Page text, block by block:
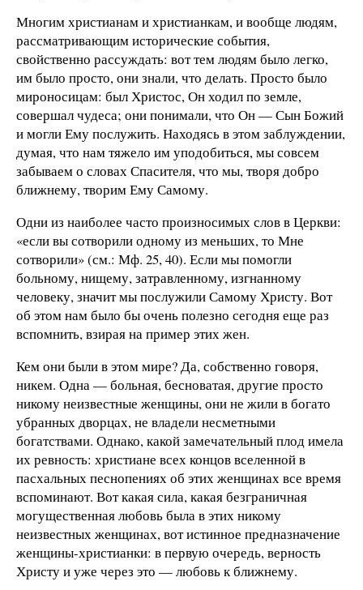
Многим христианам и христианкам, и вообще людям,
рассматривающим исторические события,
свойственно рассуждать: вот тем людям было легко,
им было просто, они знали, что делать. Просто было
мироносицам: был Христос, Он ходил по земле,
совершал чудеса; они понимали, что Он — Сын Божий
и могли Ему послужить. Находясь в этом заблуждении,
думая, что нам тяжело им уподобиться, мы совсем
забываем о словах Спасителя, что мы, творя добро
ближнему, творим Ему Самому.
Одни из наиболее часто произносимых слов в Церкви:
«если вы сотворили одному из меньших, то Мне
сотворили» (см.: Мф. 25, 40). Если мы помогли
больному, нищему, затравленному, изгнанному
человеку, значит мы послужили Самому Христу. Вот
об этом нам было бы очень полезно сегодня еще раз
вспомнить, взирая на пример этих жен.
Кем они были в этом мире? Да, собственно говоря,
никем. Одна — больная, бесноватая, другие просто
никому неизвестные женщины, они не жили в богато
убранных дворцах, не владели несметными
богатствами. Однако, какой замечательный плод имела
их ревность: христиане всех концов вселенной в
пасхальных песнопениях об этих женщинах все время
вспоминают. Вот какая сила, какая безграничная
могущественная любовь была в этих никому
неизвестных женщинах, вот истинное предназначение
женщины-христианки: в первую очередь, верность
Христу и уже через это — любовь к ближнему.